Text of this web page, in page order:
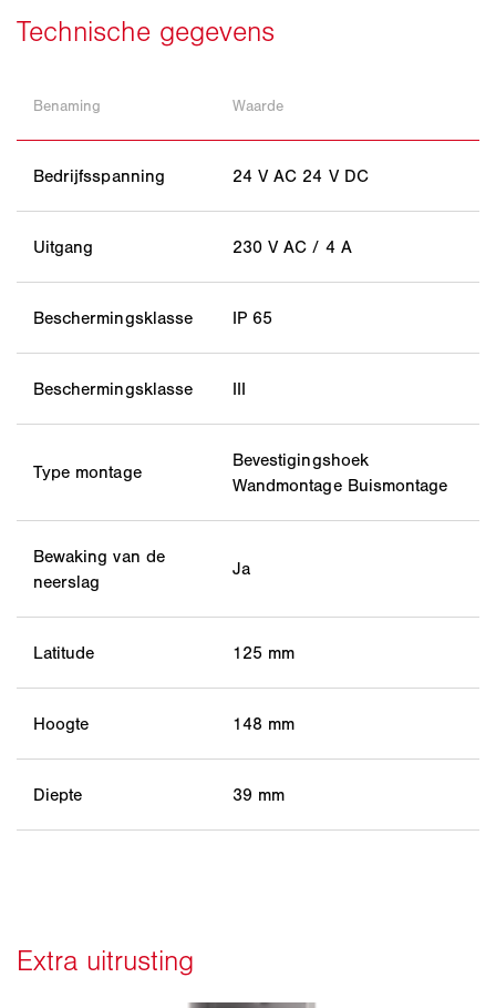
Benaming Waarde
Bedrijfsspanning 24 V AC 24 V DC
Uitgang 230 V AC / 4 A
Beschermingsklasse IP 65
Beschermingsklasse III
Type montage
Bevestigingshoek
Wandmontage Buismontage
Bewaking van de
neerslag
Ja
Latitude 125 mm
Hoogte 148 mm
Diepte 39 mm